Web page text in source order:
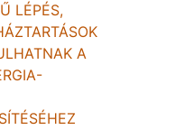
LÉPÉS,
A